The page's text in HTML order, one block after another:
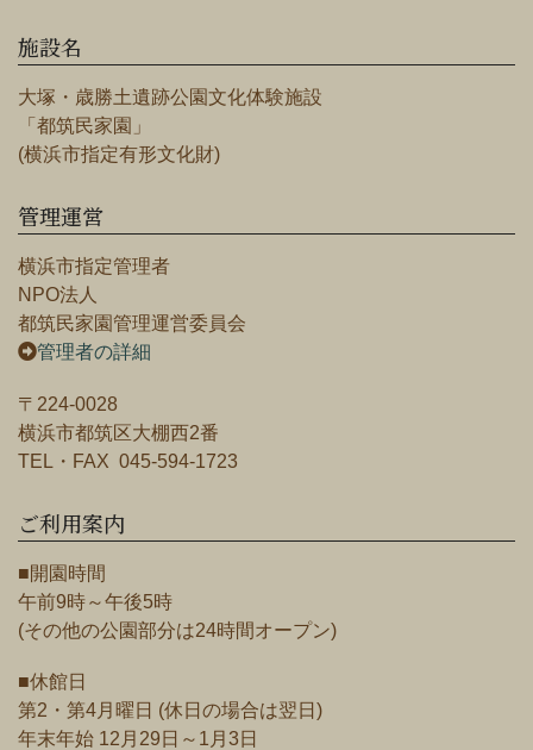
施設名
大塚・歳勝土遺跡公園文化体験施設
「都筑民家園」
(横浜市指定有形文化財)
管理運営
横浜市指定管理者
NPO法人
都筑民家園管理運営委員会
管理者の詳細
〒224-0028
横浜市都筑区大棚西2番
TEL・FAX 045-594-1723
ご利用案内
■開園時間
午前9時～午後5時
(その他の公園部分は24時間オープン)
■休館日
第2・第4月曜日 (休日の場合は翌日)
年末年始 12月29日～1月3日